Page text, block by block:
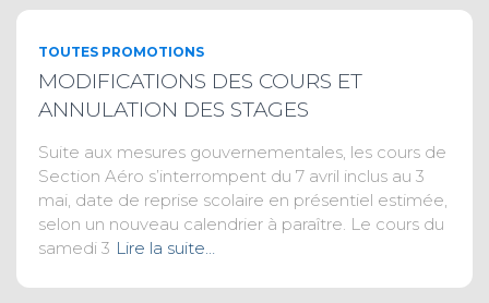
TOUTES PROMOTIONS
MODIFICATIONS DES COURS ET
ANNULATION DES STAGES
Suite aux mesures gouvernementales, les cours de
Section Aéro s’interrompent du 7 avril inclus au 3
mai, date de reprise scolaire en présentiel estimée,
selon un nouveau calendrier à paraître. Le cours du
samedi 3 Lire la suite…